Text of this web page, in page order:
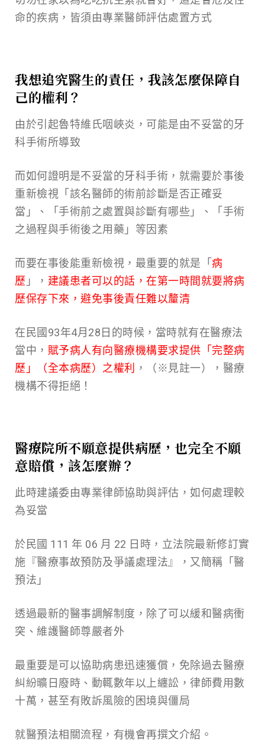
命的疾病，皆須由專業醫師評估處置方式
我想追究醫生的責任，我該怎麼保障自
己的權利？
由於引起魯特維氏咽峽炎，可能是由不妥當的牙
科手術所導致
而如何證明是不妥當的牙科手術，就需要於事後
重新檢視「該名醫師的術前診斷是否正確妥
當」、「手術前之處置與診斷有哪些」、「手術
之過程與手術後之用藥」等因素
而要在事後能重新檢視，最重要的就是「 病
歷 」， 建議患者可以的話，在第一時間就要將病
歷保存下來，避免事後責任難以釐清
在民國93年4月28日的時候，當時就有在醫療法
當中， 賦予病人有向醫療機構要求提供「完整病
歷」（全本病歷）之權利
，（※見註一），醫療
機構不得拒絕！
醫療院所不願意提供病歷，也完全不願
意賠償，該怎麼辦？
此時建議委由專業律師協助與評估，如何處理較
為妥當
於民國 111 年 06 月 22 日時，立法院最新修訂實
施『醫療事故預防及爭議處理法』，又簡稱「醫
預法」
透過最新的醫事調解制度，除了可以緩和醫病衝
突、維護醫師尊嚴者外
最重要是可以協助病患迅速獲償，免除過去醫療
糾紛曠日廢時、動輒數年以上纏訟，律師費用數
十萬，甚至有敗訴風險的困境與僵局
就醫預法相關流程，有機會再撰文介紹。